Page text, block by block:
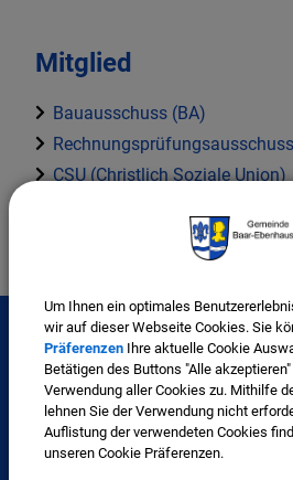
Mitglied
Bauausschuss (BA)
CSU (Christlich Soziale Union)
Interessante Links
Kontakt
Um Ihnen ein optimales
wir auf dieser Webseite Cookies. Sie
Präferenzen Ihre aktuelle Cookie
Betätigen des Buttons "Alle
Verwendung aller Cookies zu. Mithilfe
lehnen Sie der Verwendung nicht
Auflistung der verwendeten Cookies
unseren Cookie Präferenzen.